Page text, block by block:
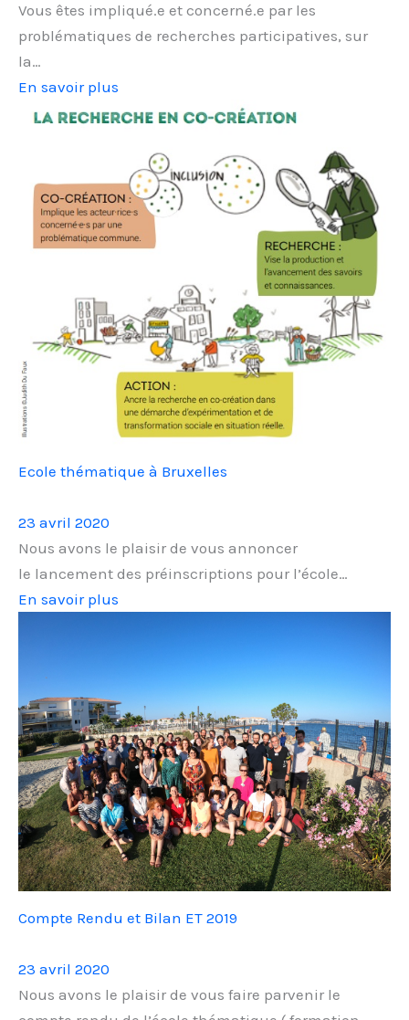
Vous êtes impliqué.e et concerné.e par les
problématiques de recherches participatives, sur
la…
En savoir plus
Ecole thématique à Bruxelles
23 avril 2020
Nous avons le plaisir de vous annoncer
le lancement des préinscriptions pour l’école…
En savoir plus
Compte Rendu et Bilan ET 2019
23 avril 2020
Nous avons le plaisir de vous faire parvenir le